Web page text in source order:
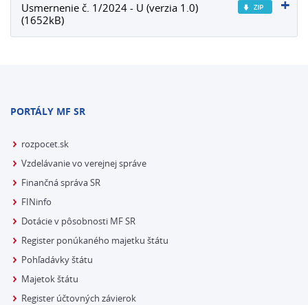
Usmernenie č. 1/2024 - U (verzia 1.0)
(1652kB)
PORTÁLY MF SR
rozpocet.sk
Vzdelávanie vo verejnej správe
Finančná správa SR
FINinfo
Dotácie v pôsobnosti MF SR
Register ponúkaného majetku štátu
Pohľadávky štátu
Majetok štátu
Register účtovných závierok